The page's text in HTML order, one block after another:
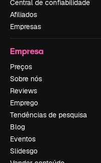
Central de confiabilidade
Afiliados
Empresas
Empresa
Preços
Sobre nós
Reviews
Emprego
Tendências de pesquisa
Blog
Eventos
Slidesgo